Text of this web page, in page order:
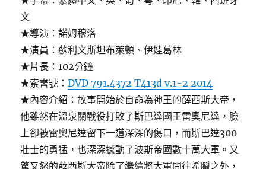
文
★導演：諾姆穆洛
★演員：蘇利文斯坦布萊頓、伊娃葛林
★片長：102分鐘
★索書號：DVD 791.4372 T413d v.1-2 2014
★內容介紹：故事開始於自命為神王的薛西斯大帝，
他雖然在溫泉關戰役打敗了斯巴達國王雷奧尼達，臉
上卻被雷奧尼達留下一道深深的傷口，而斯巴達300
壯士的勇猛，也深深撼動了波斯帝國數十萬大軍。又
驚又怒的薛西斯大帝除了繼續將大軍開往希臘之外，